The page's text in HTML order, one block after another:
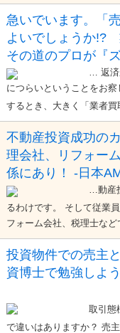
急いでいます。「
よいでしょうか!?
その道のプロが『
… 返
につらいということをお
するとき、大きく「業者買
不動産投資成功の
理会社、リフォー
係にあり！ -日本
…動産
るわけです。 そして従業
フォーム会社、税理士な
投資物件での売主と
資博士で勉強しよ
取引態
で違いはありますか？ 売主